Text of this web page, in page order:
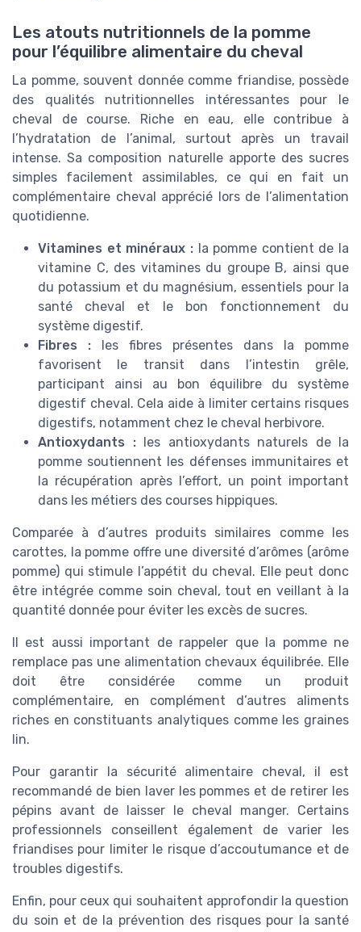
Les atouts nutritionnels de la pomme
pour l’équilibre alimentaire du cheval
La pomme, souvent donnée comme friandise, possède
des qualités nutritionnelles intéressantes pour le
cheval de course. Riche en eau, elle contribue à
l’hydratation de l’animal, surtout après un travail
intense. Sa composition naturelle apporte des sucres
simples facilement assimilables, ce qui en fait un
complémentaire cheval apprécié lors de l’alimentation
quotidienne.
Vitamines et minéraux :la pomme contient de la
vitamine C, des vitamines du groupe B, ainsi que
du potassium et du magnésium, essentiels pour la
santé cheval et le bon fonctionnement du
système digestif.
Fibres : les fibres présentes dans la pomme
favorisent le transit dans l’intestin grêle,
participant ainsi au bon équilibre du système
digestif cheval. Cela aide à limiter certains risques
digestifs, notamment chez le cheval herbivore.
Antioxydants :les antioxydants naturels de la
pomme soutiennent les défenses immunitaires et
la récupération après l’effort, un point important
dans les métiers des courses hippiques.
Comparée à d’autres produits similaires comme les
carottes, la pomme offre une diversité d’arômes (arôme
pomme) qui stimule l’appétit du cheval. Elle peut donc
être intégrée comme soin cheval, tout en veillant à la
quantité donnée pour éviter les excès de sucres.
Il est aussi important de rappeler que la pomme ne
remplace pas une alimentation chevaux équilibrée. Elle
doit être considérée comme un produit
complémentaire, en complément d’autres aliments
riches en constituants analytiques comme les graines
lin.
Pour garantir la sécurité alimentaire cheval, il est
recommandé de bien laver les pommes et de retirer les
pépins avant de laisser le cheval manger. Certains
professionnels conseillent également de varier les
friandises pour limiter le risque d’accoutumance et de
troubles digestifs.
Enfin, pour ceux qui souhaitent approfondir la question
du soin et de la prévention des risques pour la santé